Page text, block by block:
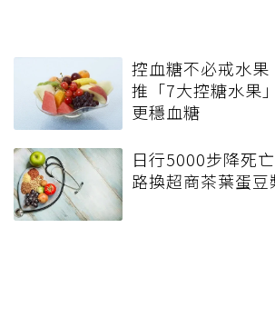
控血糖不必戒水果
推「7大控糖水果
更穩血糖
日行5000步降死
路換超商茶葉蛋豆